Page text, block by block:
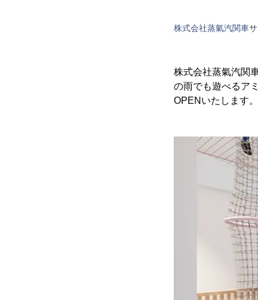
株式会社蒸氣汽関車
株式会社蒸氣汽関
の雨でも遊べるア
OPENいたします。